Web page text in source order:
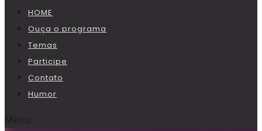
HOME
Ouça o programa
Temas
Participe
Contato
Humor